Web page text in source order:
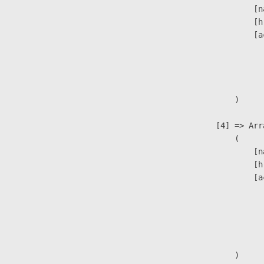
                        )
[4] =>
                        (
                        )